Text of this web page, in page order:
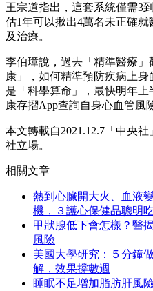
王宗道指出，這套系統僅需3
估1年可以揪出4萬名未正確
及治療。
李伯璋說，過去「精準醫療
康」，如何精準預防疾病上
是「科學算命」，最快明年
康存摺App查詢自身心血管風
本文轉載自2021.12.7「中央
社立場。
相關文章
熱到心臟開大火、血液
機，３護心保健品聰明
甲狀腺低下會怎樣？醫
風險
美國大學研究：５分鐘
解，效果撐數週
睡眠不足增加脂肪肝風